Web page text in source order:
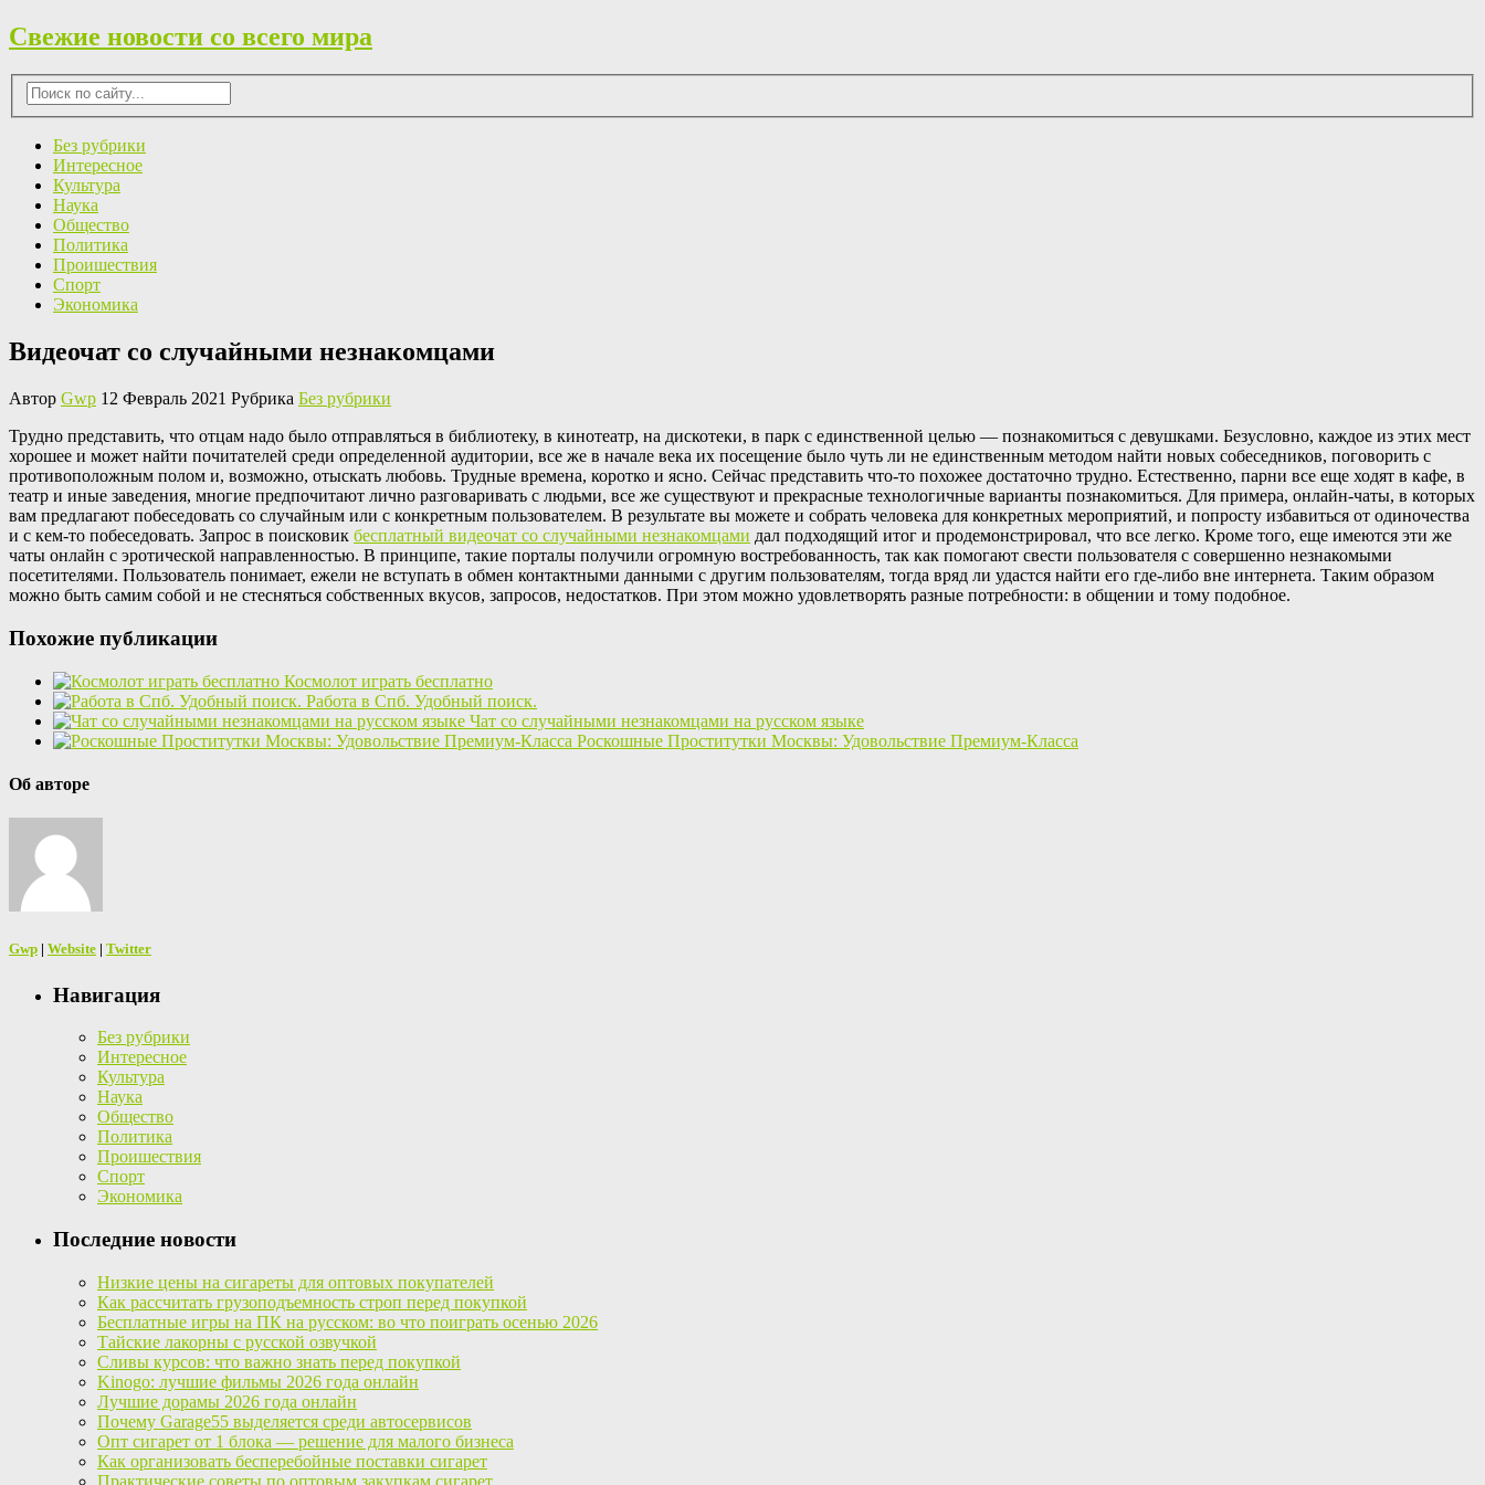
Свежие новости со всего мира
Без рубрики
Интересное
Культура
Наука
Общество
Политика
Проишествия
Спорт
Экономика
Видеочат со случайными незнакомцами
Автор Gwp 12 Февраль 2021 Рубрика Без рубрики
Труднo прeдстaвить, что отцам надо было отправляться в библиотеку, в кинотеатр, на дискотеки, в парк с единственной целью — познакомиться с девушками. Безусловно, каждое из этих мест
хорошее и может найти почитателей среди определенной аудитории, все же в начале века их посещение было чуть ли не единственным методом найти новых собеседников, поговорить с
противоположным полом и, возможно, отыскать любовь. Трудные времена, коротко и ясно. Сейчас представить что-то похожее достаточно трудно. Естественно, парни все еще ходят в кафе, в
театр и иные заведения, многие предпочитают лично разговаривать с людьми, все же существуют и прекрасные технологичные варианты познакомиться. Для примера, онлайн-чаты, в которых
вам предлагают побеседовать со случайным или c конкретным пользователем. В результате вы можете и собрать человека для конкретных мероприятий, и попросту избавиться от одиночества
и с кем-то побеседовать. Запрос в поисковик бесплатный видеочат со случайными незнакомцами дал подходящий итог и продемонстрировал, что все легко. Кроме того, еще имеются эти же
чаты онлайн с эротической направленностью. В принципе, такие порталы получили огромную востребованность, так как помогают свести пользователя с совершенно незнакомыми
посетителями. Пользователь понимает, ежели не вступать в обмен контактными данными с другим пользователям, тогда вряд ли удастся найти его где-либо вне интернета. Таким образом
можно быть самим собой и не стесняться собственных вкусов, запросов, недостатков. При этом можно удовлетворять разные потребности: в общении и тому подобное.
Похожие публикации
Космолот играть бесплатно
Работа в Спб. Удобный поиск.
Чат со случайными незнакомцами на русском языке
Роскошные Проститутки Москвы: Удовольствие Премиум-Класса
Об авторе
Gwp | Website | Twitter
Навигация
Без рубрики
Интересное
Культура
Наука
Общество
Политика
Проишествия
Спорт
Экономика
Последние новости
Низкие цены на сигареты для оптовых покупателей
Как рассчитать грузоподъемность строп перед покупкой
Бесплатные игры на ПК на русском: во что поиграть осенью 2026
Тайские лакорны с русской озвучкой
Сливы курсов: что важно знать перед покупкой
Kinogo: лучшие фильмы 2026 года онлайн
Лучшие дорамы 2026 года онлайн
Почему Garage55 выделяется среди автосервисов
Опт сигарет от 1 блока — решение для малого бизнеса
Как организовать бесперебойные поставки сигарет
Практические советы по оптовым закупкам сигарет